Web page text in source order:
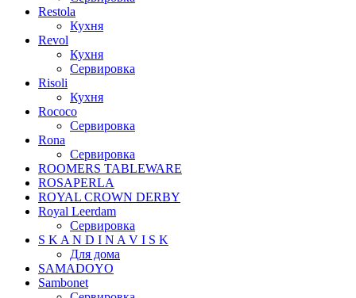
Restola
Кухня
Revol
Кухня
Сервировка
Risoli
Кухня
Rococo
Сервировка
Rona
Сервировка
ROOMERS TABLEWARE
ROSAPERLA
ROYAL CROWN DERBY
Royal Leerdam
Сервировка
S K A N D I N A V I S K
Для дома
SAMADOYO
Sambonet